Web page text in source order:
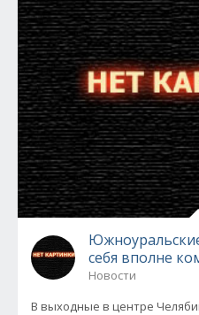
себя вполне
Новости
В выходные в центре